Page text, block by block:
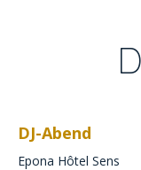
DJ-Abend
Epona Hôtel Sens